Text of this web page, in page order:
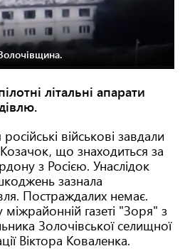
літальні апарати
військові завдали
що знаходиться за
з Росією. Унаслідок
зазнала
Постраждалих немає.
газеті "Зоря" з
Золочівської селищної
Віктора Коваленка.